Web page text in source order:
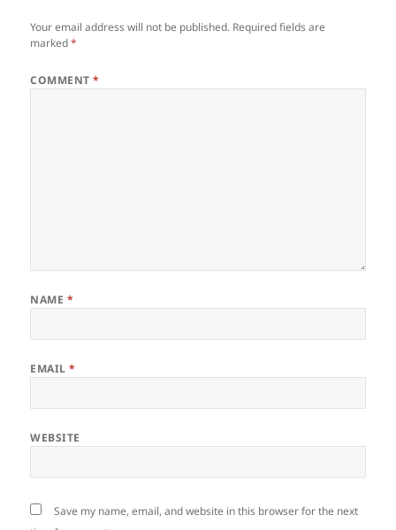
Your email address will not be published. Required fields are
marked*
COMMENT*
NAME *
EMAIL*
WEBSITE
Save my name, email, and website in this browser for the next